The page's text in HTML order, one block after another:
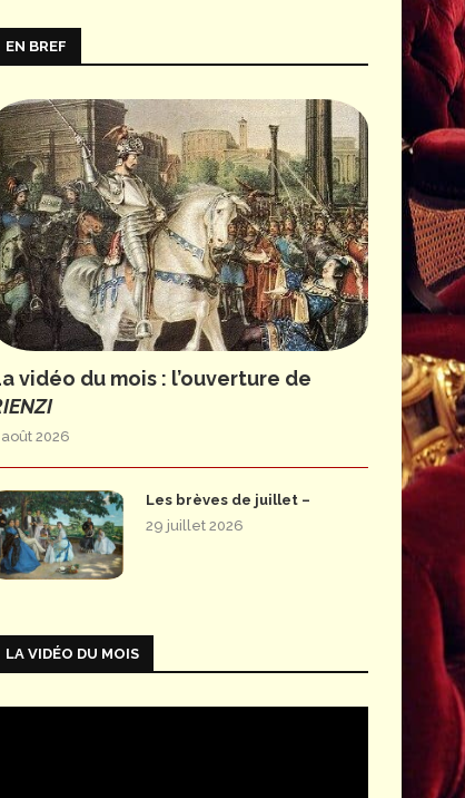
EN BREF
vidéo du mois : l’ouverture de
2026
Les brèves de juillet –
29 juillet 2026
LA VIDÉO DU MOIS